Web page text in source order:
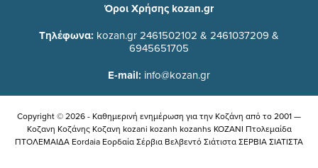
Όροι Χρήσης kozan.gr
Τηλέφωνα: kozan.gr 2461502102 & 2461037209 &
6945651705
E-mail: info@kozan.gr
Copyright © 2026 - Καθημερινή ενημέρωση για την Kοζάνη από το 2001 —
Κοζανη Κοζάνης Κοζανη kozani kozanh kozanhs KOZANI Πτολεμαίδα
ΠΤΟΛΕΜΑΙΔΑ Eordaia Εορδαία Σέρβια Βελβεντό Σιάτιστα ΣΕΡΒΙΑ ΣΙΑΤΙΣΤΑ